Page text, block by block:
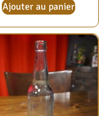
Ajouter au panier